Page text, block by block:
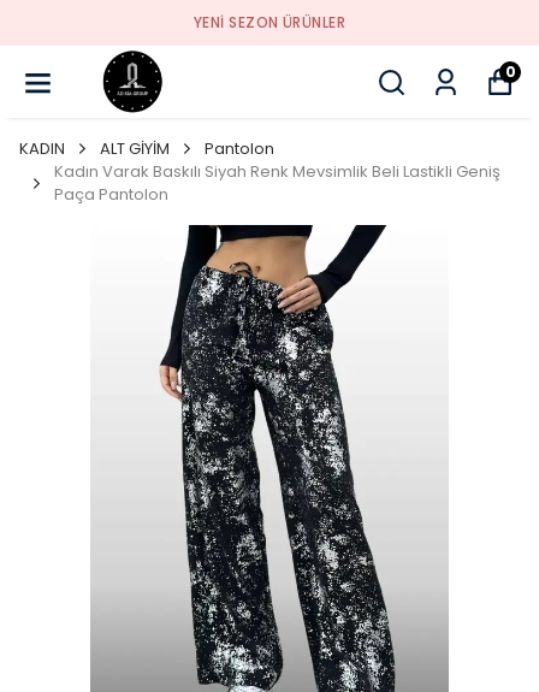
YENI SEZON ÜRÜNLER
0
KADIN ALT GİYİM
Pantolon
Kadın Varak Baskılı Siyah Renk Mevsimlik Beli Lastikli Geniş
Paça Pantolon